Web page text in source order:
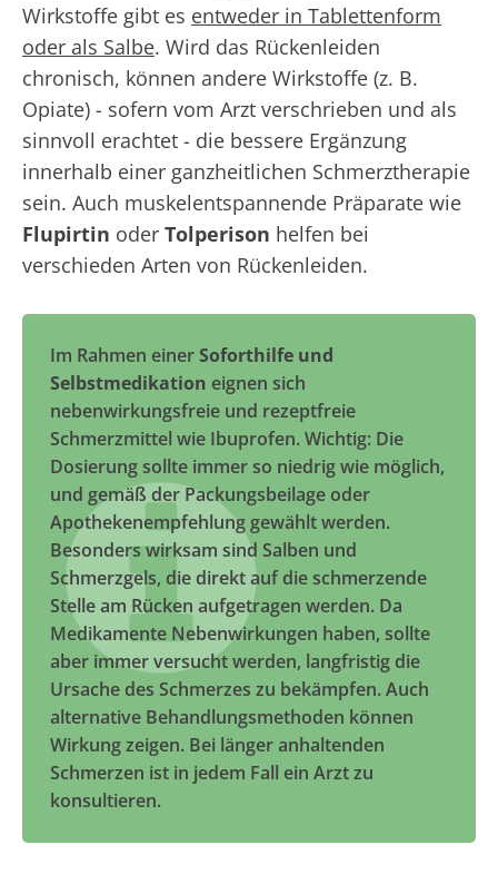
Wirkstoffe gibt es entweder in Tablettenform
oder als Salbe. Wird das Rückenleiden
chronisch, können andere Wirkstoffe (z. B.
Opiate) - sofern vom Arzt verschrieben und als
sinnvoll erachtet - die bessere Ergänzung
innerhalb einer ganzheitlichen Schmerztherapie
sein. Auch muskelentspannende Präparate wie
Flupirtin oder Tolperison helfen bei
verschieden Arten von Rückenleiden.
Im Rahmen einerSoforthilfe und
Selbstmedikation eignen sich
nebenwirkungsfreie und rezeptfreie
Schmerzmittel wie Ibuprofen. Wichtig: Die
Dosierung sollte immer so niedrig wie möglich,
und gemäß der Packungsbeilage oder
Apothekenempfehlung gewählt werden.
Besonders wirksam sind Salben und
Schmerzgels, die direkt auf die schmerzende
Stelle am Rücken aufgetragen werden. Da
Medikamente Nebenwirkungen haben, sollte
aber immer versucht werden, langfristig die
Ursache des Schmerzes zu bekämpfen. Auch
alternative Behandlungsmethoden können
Wirkung zeigen. Bei länger anhaltenden
Schmerzen ist in jedem Fall ein Arzt zu
konsultieren.